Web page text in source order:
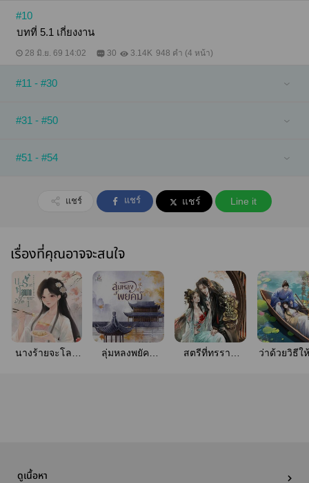
#10
บทที่ 5.1 เกี่ยงงาน
28 มิ.ย. 69 14:02 30 3.14K 948 คำ (4 หน้า)
#11 - #30
#31 - #50
#51 - #54
แชร์ แชร์ แชร์ Line it
เรื่องที่คุณอาจจะสนใจ
นางร้ายจะโลภ
ลุ่มหลงพยัคฆ์
สตรีที่ทรราช
ว่าด้วยวิธีใ
ดูเนื้อหา